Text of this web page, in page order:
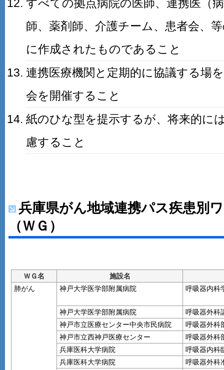
すべての拠点病院の医師、連携医（
師、薬剤師、介護チーム、患者会、
に作成されたものであること
連携医療機関と定期的に協議する場
会を開催すること
紙のひな型を提示するが、将来的に
慮すること
兵庫県がん地域連携パス疾患別
（ＷＧ）
ＷＧ名
施設名
肺がん
神戸大学医学部附属病院 呼吸器内科
神戸大学医学部附属病院
呼吸器外科
神戸市立医療センター中央市民病院
呼吸器外科
神戸市立西神戸医療センター
呼吸器外科
兵庫医科大学病院
呼吸器内科
兵庫医科大学病院
呼吸器外科